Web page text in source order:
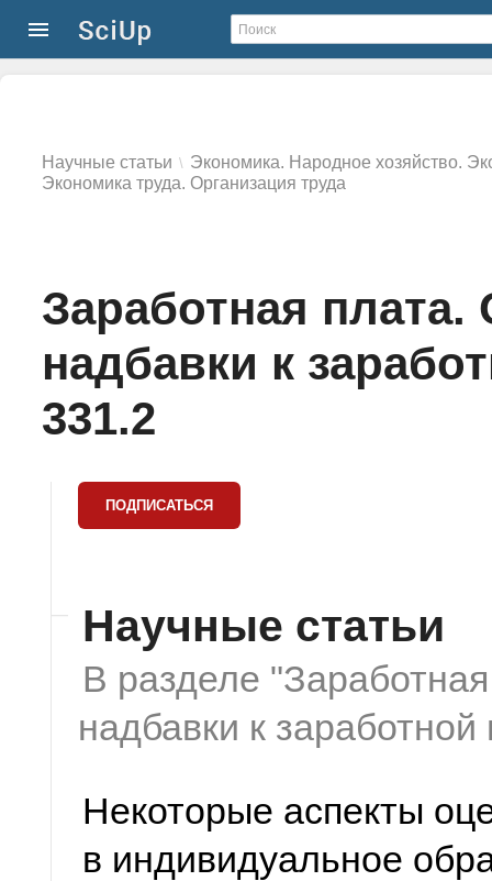
Научные статьи \ Экономика. Народное хозяйство.
Экономика труда. Организация труда
Заработная
надбавки к
331.2
Научные статьи
В разделе
надбавки к
Некоторые аспекты
в индивидуальное